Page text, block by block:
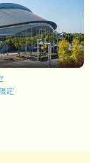
定